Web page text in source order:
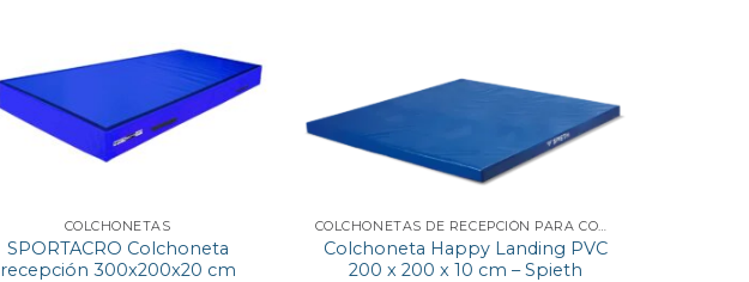
COLCHONETAS
SPORTACRO Colchoneta
recepción 300x200x20 cm
COLCHONETAS DE RECEPCIÓN PARA COMPETICIÓN
Colchoneta Happy Landing PVC
200 x 200 x 10 cm – Spieth